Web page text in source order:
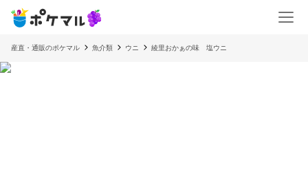
産直・通販のポケマル 魚介類 ウニ 綾里おかぁの味 塩ウニ